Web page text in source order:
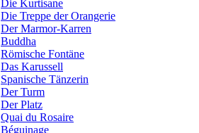
Die Kurtisane
Die Treppe der Orangerie
Der Marmor-Karren
Buddha
Römische Fontäne
Das Karussell
Spanische Tänzerin
Der Turm
Der Platz
Quai du Rosaire
Béguinage